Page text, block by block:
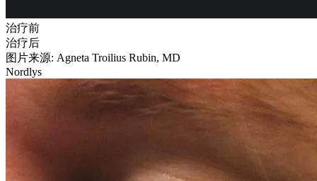
治疗前
治疗后
图片来源: Agneta Troilius Rubin, MD
Nordlys